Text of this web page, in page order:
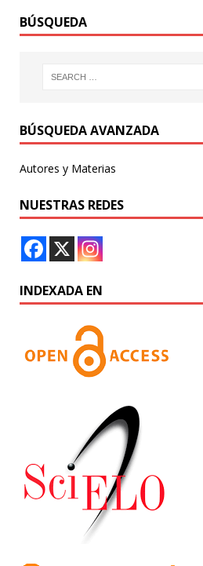
BÚSQUEDA
BÚSQUEDA AVANZADA
Autores y Materias
NUESTRAS REDES
INDEXADA EN